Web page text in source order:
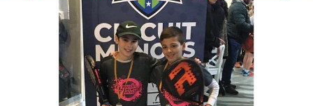
FINALISTAS AL OPEN JUVENIO DE
BANYOLES